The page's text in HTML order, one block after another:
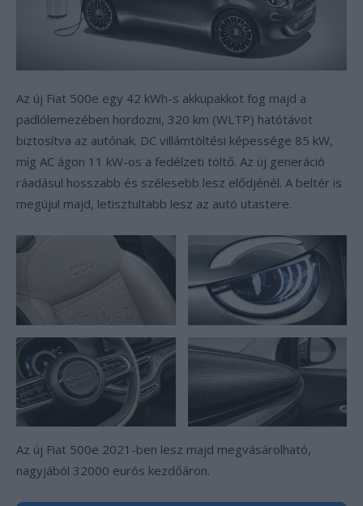
Az új Fiat 500e egy 42 kWh-s akkupakkot fog majd a
padlólemezében hordozni, 320 km (WLTP) hatótávot
biztosítva az autónak. DC villámtöltési képessége 85 kW,
míg AC ágon 11 kW-os a fedélzeti töltő. Az új generáció
ráadásul hosszabb és szélesebb lesz elődjénél. A beltér is
megújul majd, letisztultabb lesz az autó utastere.
Az új Fiat 500e 2021-ben lesz majd megvásárolható,
nagyjából 32000 eurós kezdőáron.